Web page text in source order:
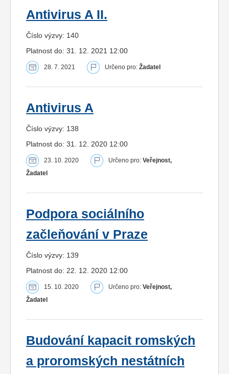
Antivirus A II.
Číslo výzvy: 140
Platnost do: 31. 12. 2021 12:00
28. 7. 2021 Určeno pro: Žadatel
Antivirus A
Číslo výzvy: 138
Platnost do: 31. 12. 2020 12:00
23. 10. 2020 Určeno pro: Veřejnost,
Žadatel
Podpora sociálního
začleňování v Praze
Číslo výzvy: 139
Platnost do: 22. 12. 2020 12:00
15. 10. 2020 Určeno pro: Veřejnost,
Žadatel
Budování kapacit romských
a proromských nestátních